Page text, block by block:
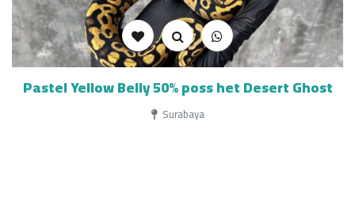
Pastel Yellow Belly 50% poss het Desert Ghost
Surabaya